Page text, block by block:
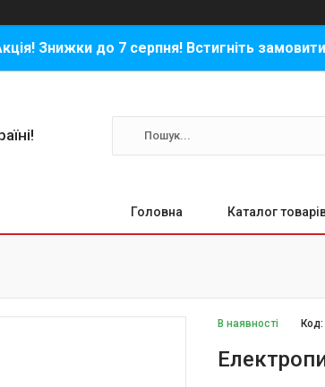
Знижки до 7 серпня! Встигніть
Головна Каталог
В наявності